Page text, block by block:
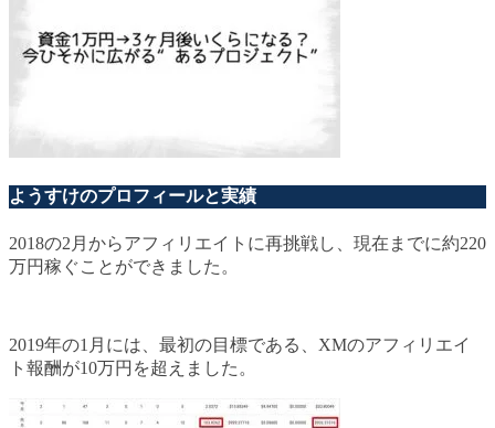
ようすけのプロフィールと実績
2018の2月からアフィリエイトに再挑戦し、現在までに約220
万円稼ぐことができました。
2019年の1月には、最初の目標である、XMのアフィリエイ
ト報酬が10万円を超えました。